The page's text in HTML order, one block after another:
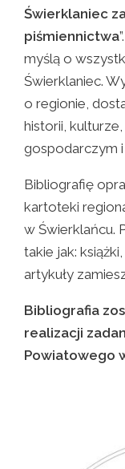
Świerklaniec
piśmiennictwa
myślą o
Świerklaniec.
o regionie,
historii,
gospodarczym
Bibliografię
kartoteki
w Świerklańcu.
takie jak:
artykuły
Bibliografia
realizacji
Powiatowego